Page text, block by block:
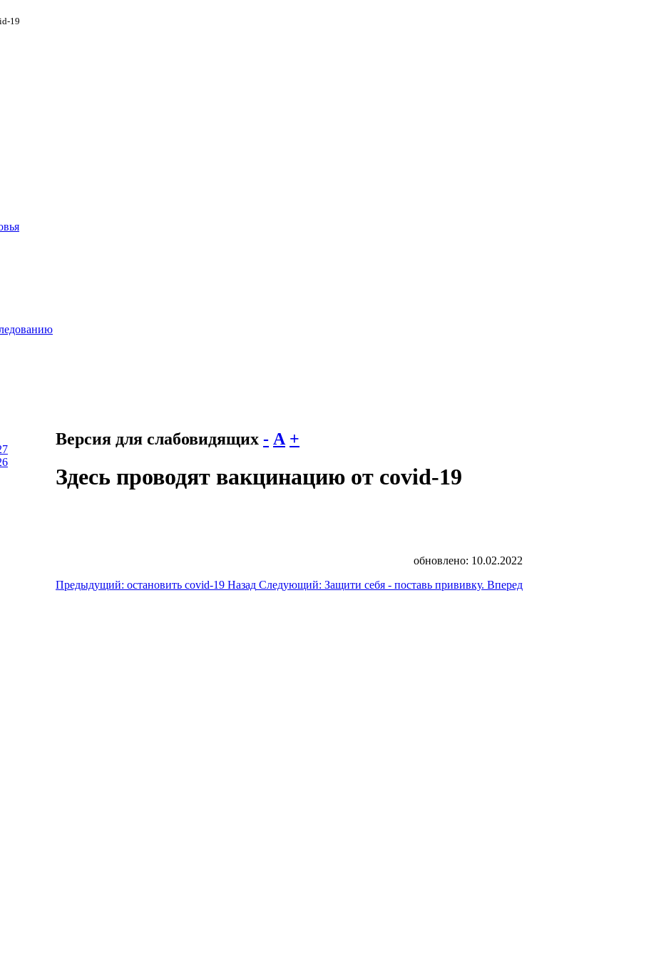
19
Версия для слабовидящих - А +
Здесь проводят вакцинацию от covid-19
обновлено: 10.02.2022
Предыдущий: остановить covid-19 Назад Следующий: Защити себя - поставь прививку. Вперед